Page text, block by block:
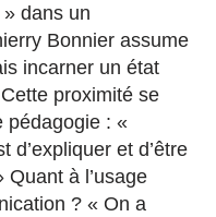
dans un
Bonnier assume
incarner un état
proximité se
pédagogie : «
d’expliquer et d’être
Quant à l’usage
? « On a